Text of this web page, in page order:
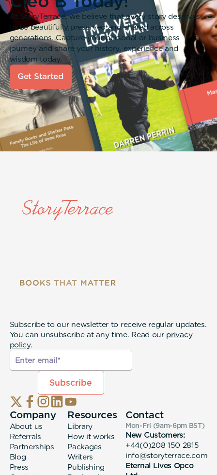
At StoryTerrace, we believe that every story deserves
to be beautifully preserved and shared across
generations. Capture your personal or business
journey and share your history, experience and
wisdom today.
Get Started
Subscribe to our newsletter to receive regular updates.
You can unsubscribe at any time. Read our privacy
policy.
Company
About us
Referrals
Partnerships
Blog
Press
Resources
Library
How it works
Packages
Writers
Publishing
Contact
Mon-Fri (9am-6pm BST)
New Customers:
+44(0)208 150 2815
info@storyterrace.com
Eternal Lives Opco